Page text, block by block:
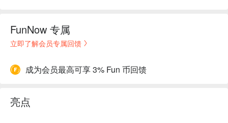
FunNow 专属
立即了解会员专属回馈
成为会员最高可享 3% Fun 币回馈
亮点